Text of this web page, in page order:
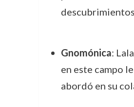
Gnomónica:
en este campo
abordó en su